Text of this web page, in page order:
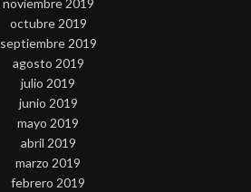
octubre 2019
septiembre 2019
agosto 2019
julio 2019
junio 2019
mayo 2019
abril 2019
marzo 2019
febrero 2019